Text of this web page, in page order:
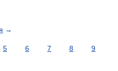
→
5 6 7 8
9